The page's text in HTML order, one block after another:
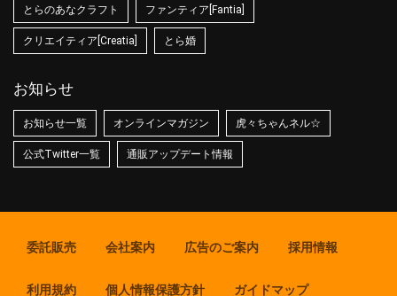
とらのあなクラフト ファンティア[Fantia]
クリエイティア[Creatia] とら婚
お知らせ
お知らせ一覧 オンラインマガジン 虎々ちゃんネル☆
公式Twitter一覧 通販アップデート情報
委託販売 会社案内 広告のご案内 採用情報
利用規約 個人情報保護方針 ガイドマップ